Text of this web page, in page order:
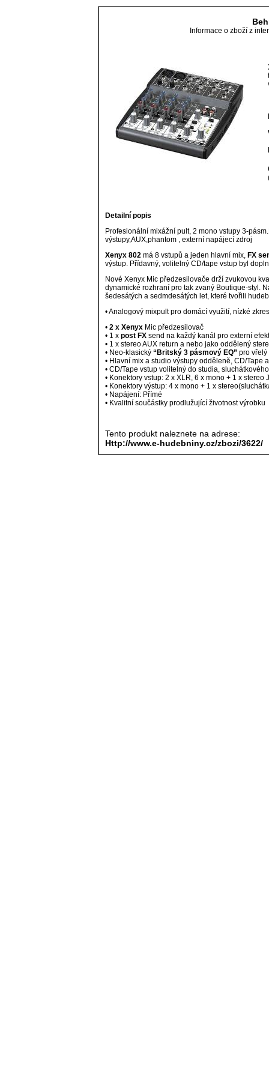
Informace o zboží z
Detailní popis
Profesionální mixážní pult, 2 mono vstupy 3-
výstupy,AUX,phantom , externí napájecí zdroj
Xenyx 802 má 8 vstupů a jeden hlavní mix, FX
výstup. Přídavný, volitelný CD/tape vstup byl
Nové Xenyx Mic předzesilovače drží zvukovou
dynamické rozhraní pro tak zvaný Boutique-styl.
šedesátých a sedmdesátých let, které tvořili
•Analogový mixpultpro domácí využití, nízké
• 2 x Xenyx Mic předzesilovač
• 1 x post FX send na každý kanál pro externí
• 1 x stereoAUX return a nebo jako oddělený
• Neo-klasický “Britský 3 pásmový EQ” pro vřelý
• Hlavní mix a studio výstupy odděleně, CD/Tape
• CD/Tape vstup volitelný do studia,
• Konektory vstup: 2 x XLR, 6 x mono + 1 x stereo
• Konektory výstup: 4 x mono + 1 x
• Napájení: Přímé
• Kvalitní součástky prodlužující životnostvýrobku
Tento produkt naleznete na adrese:
Http://www.e-hudebniny.cz/zbozi/3622/